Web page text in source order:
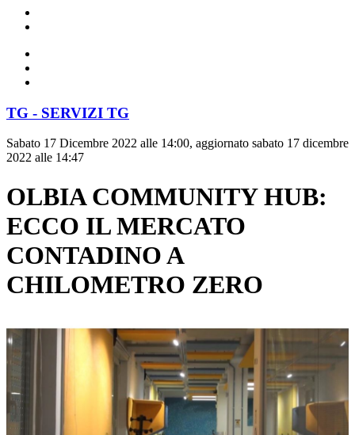
TG - SERVIZI TG
Sabato 17 Dicembre 2022 alle 14:00, aggiornato sabato 17 dicembre
2022 alle 14:47
OLBIA COMMUNITY HUB:
ECCO IL MERCATO
CONTADINO A
CHILOMETRO ZERO